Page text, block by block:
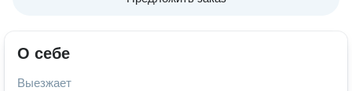
О себе
Выезжает